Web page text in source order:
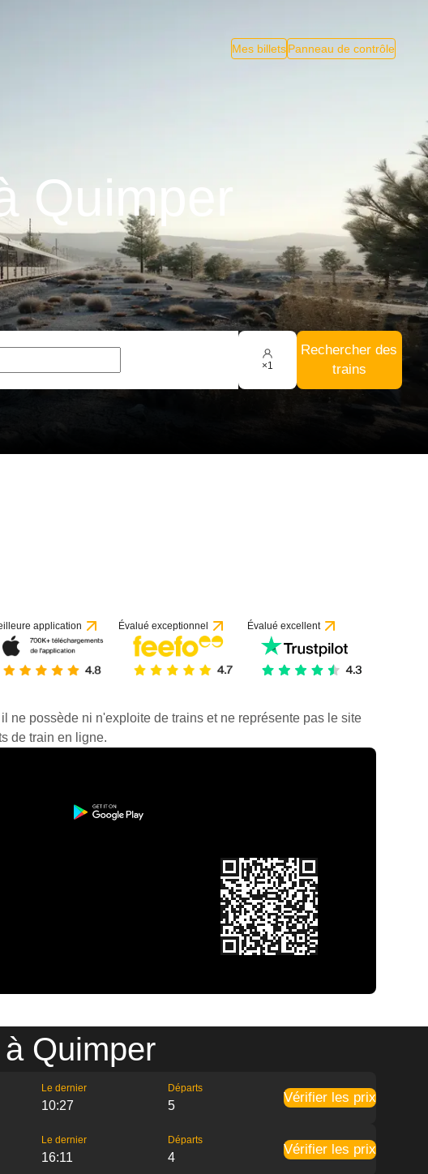
Mes billetsPanneau de contrôle
×1
Rechercher des
trains
application Évalué exceptionnel Évalué excellent
ne possède ni n'exploite de trains et ne représente pas le site
de train en ligne.
Quimper
Le dernier
10:27
Départs
5
Vérifier les prix
Le dernier
16:11
Départs
4
Vérifier les prix